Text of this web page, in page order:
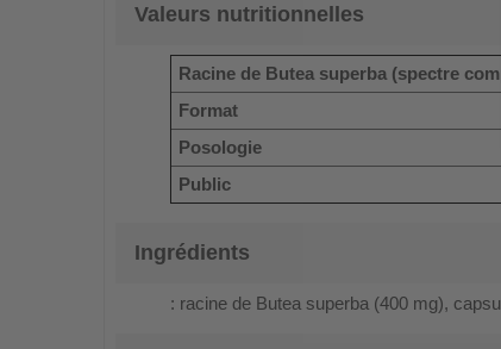
Valeurs nutritionnelles
Racine de Butea superba (spectre
Format
Posologie
Public
Ingrédients
: racine de Butea superba (400 mg),